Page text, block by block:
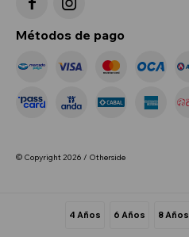
4 Años 6 Años 8 Años
 
Métodos de pago
© Copyright 2026 / Otherside